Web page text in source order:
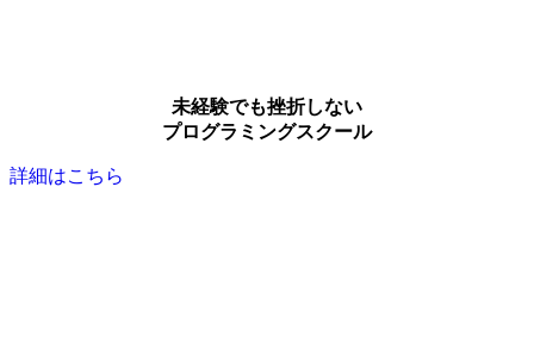
未経験でも挫折しない
プログラミングスクール
詳細はこちら